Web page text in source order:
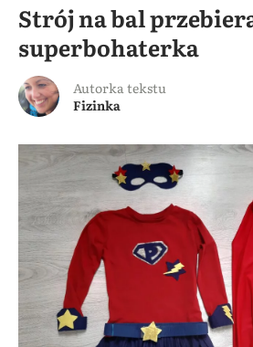
Strój na bal
superbohaterka
Autorka tekstu
Fizinka